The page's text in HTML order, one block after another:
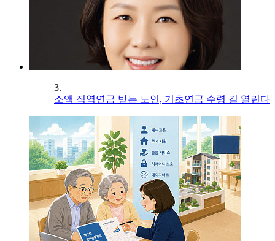
3.
소액 직역연금 받는 노인, 기초연금 수령 길 열린다